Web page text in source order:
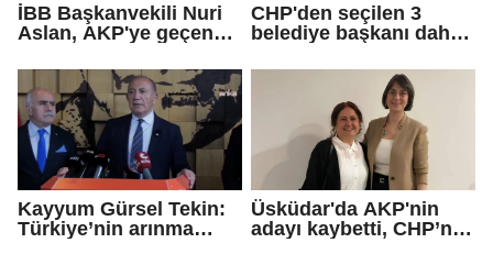
İBB Başkanvekili Nuri
Aslan, AKP'ye geçen
iddialarına yanıt verdi
CHP'den seçilen 3
belediye başkanı daha
Kayyum Gürsel Tekin:
Türkiye’nin arınma
Üsküdar'da AKP'nin
adayı kaybetti, CHP’nin